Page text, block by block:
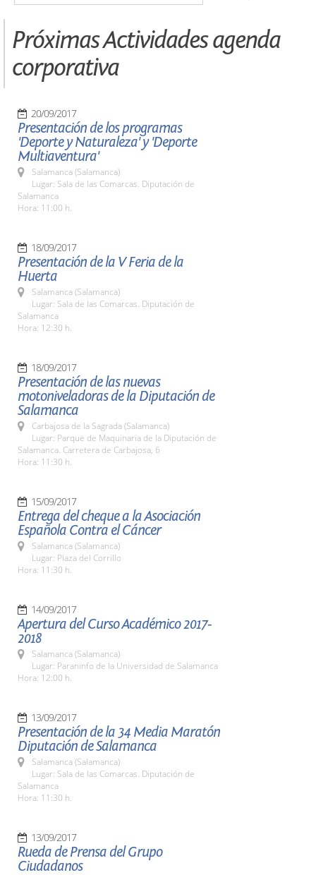
Próximas Actividades agenda
corporativa
20/09/2017
Presentación de los programas
'Deporte y Naturaleza' y 'Deporte
Multiaventura'
Salamanca (Salamanca)
Lugar: Sala de las Comarcas. Diputación de
Salamanca
Hora: 11:00 h.
18/09/2017
Presentación de la V Feria de la
Huerta
Salamanca (Salamanca)
Lugar: Sala de las Comarcas. Diputación de
Salamanca
Hora: 12:30 h.
18/09/2017
Presentación de las nuevas
motoniveladoras de la Diputación de
Salamanca
Carbajosa de la Sagrada (Salamanca)
Lugar: Parque de Maquinaria de la Diputación de
Salamanca. Carretera de Carbajosa, 6
Hora: 11:30 h.
15/09/2017
Entrega del cheque a la Asociación
Española Contra el Cáncer
Salamanca (Salamanca)
Lugar: Plaza del Corrillo
Hora: 11:30 h.
14/09/2017
Apertura del Curso Académico 2017-
2018
Salamanca (Salamanca)
Lugar: Paraninfo de la Universidad de Salamanca
Hora: 12:00 h.
13/09/2017
Presentación de la 34 Media Maratón
Diputación de Salamanca
Salamanca (Salamanca)
Lugar: Sala de las Comarcas. Diputación de
Salamanca
Hora: 11:30 h.
13/09/2017
Rueda de Prensa del Grupo
Ciudadanos